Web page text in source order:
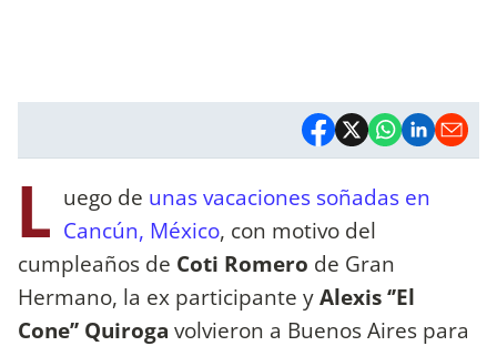
L uego de unas vacaciones soñadas en
Cancún, México, con motivo del
cumpleaños de Coti Romero de Gran
Hermano, la ex participante yAlexis ‘’El
Cone’’ Quiroga volvieron a Buenos Aires para